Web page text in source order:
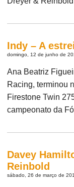
Indy – A
domingo, 12 de junho de
Ana Beatriz
Racing, terminou
Firestone Twin
campeonato da
Davey
Reinbold
sábado, 26 de março de